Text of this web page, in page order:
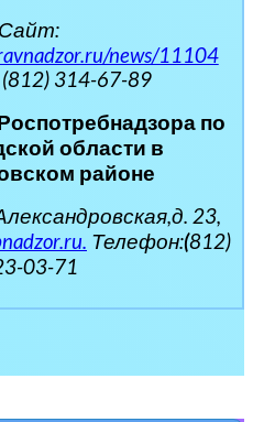
Сайт:
news/11104
314-67-89
по
области в
районе
23,
. Телефон:(812)
03-71